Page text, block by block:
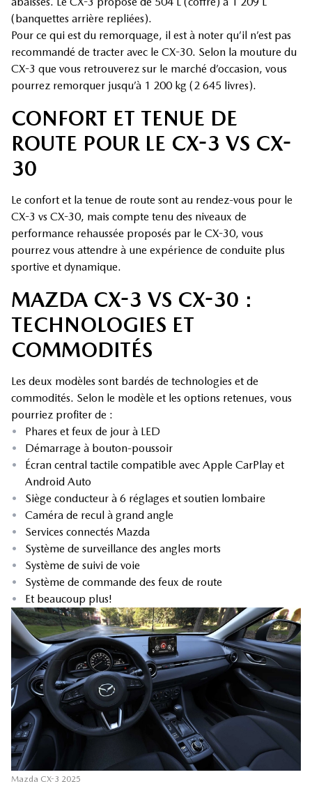
(banquettes arrière repliées).
Pour ce qui est du remorquage, il est à noter qu’il n’est pas
recommandé de tracter avec le CX-30. Selon la mouture du
CX-3 que vous retrouverez sur le marché d’occasion, vous
pourrez remorquer jusqu’à 1 200 kg (2 645 livres).
CONFORT ET TENUE DE
ROUTE POUR LE CX-3 VS CX-
30
Le confort et la tenue de route sont au rendez-vous pour le
CX-3 vs CX-30, mais compte tenu des niveaux de
performance rehaussée proposés par le CX-30, vous
pourrez vous attendre à une expérience de conduite plus
sportive et dynamique.
MAZDA CX-3 VS CX-30 :
TECHNOLOGIES ET
COMMODITÉS
Les deux modèles sont bardés de technologies et de
commodités. Selon le modèle et les options retenues, vous
pourriez profiter de :
•
Phares et feux de jour à LED
•
Démarrage à bouton-poussoir
•
Écran central tactile compatible avec Apple CarPlay et
Android Auto
•
Siège conducteur à 6 réglages et soutien lombaire
•
Caméra de recul à grand angle
•
Services connectés Mazda
•
Système de surveillance des angles morts
•
Système de suivi de voie
•
Système de commande des feux de route
•
Et beaucoup plus!
Mazda CX-3 2025